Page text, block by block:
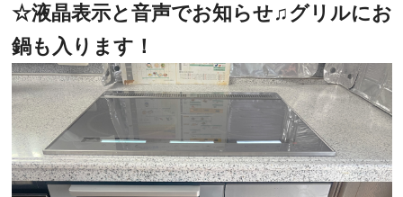
☆液晶表示と音声でお知らせ♫グリルにお
鍋も入ります！